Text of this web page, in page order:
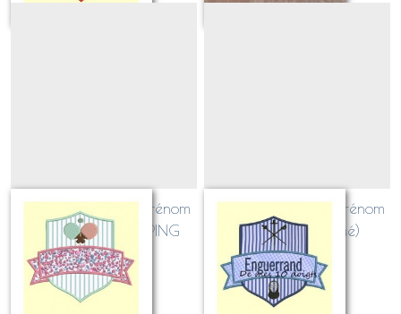
Blason SPORT avec prénom
TENNIS DE TABLE / PING
PONG (appliqué)
Sur demande
Blason SPORT avec prénom
ESCRIME (appliqué)
Sur demande